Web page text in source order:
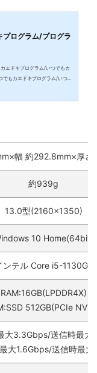
プログラム/プログラ
エドキプログラム/いつでもカ
でもカエドキプログラム/いつで
幅 約292.8mm×厚さ
約939g
13.0型(2160×1350)
10 Home(64bit)
ンテル Core i5-1130G7
RAM:16GB(LPDDR4X)
512GB(PCIe
大3.3Gbps/送信時最大
大1.6Gbps/送信時最